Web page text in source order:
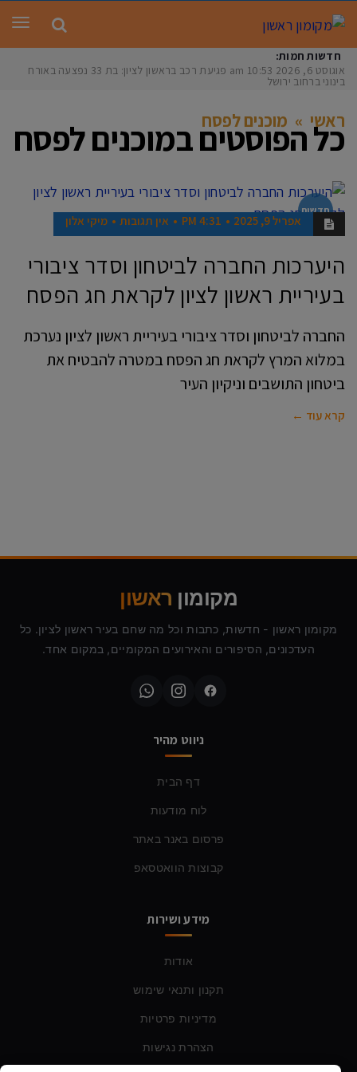
חדשות חמות:
אוגוסט 6, 2026
10:53 am פגיעת רכב בראשון לציון: בת 33 נפצעה באורח
בינוני ברחוב ירושלי
ראשי » מוכנים לפסח
כל הפוסטים במוכנים לפסח
חדשות
אפריל 9, 2025 4:31 PM אין תגובות מיקי אלון
היערכות החברה לביטחון וסדר ציבורי
בעיריית ראשון לציון לקראת חג הפסח
החברה לביטחון וסדר ציבורי בעיריית ראשון לציון נערכת
במלוא המרץ לקראת חג הפסח במטרה להבטיח את
ביטחון התושבים וניקיון העיר
קרא עוד ←
מקומון ראשון
מקומון ראשון - חדשות, כתבות וכל מה שחם בעיר ראשון לציון. כל
העדכונים, הסיפורים והאירועים המקומיים, במקום אחד.
ניווט מהיר
דף הבית
לוח מודעות
פרסום באנר באתר
קבוצות הוואטסאפ
מידע ושירות
אודות
תקנון ותנאי שימוש
מדיניות פרטיות
הצהרת נגישות